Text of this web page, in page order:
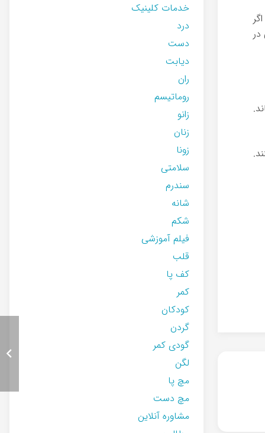
در
خدمات کلینیک
درد
دست
دیابت
ران
روماتیسم
زانو
زنان
زونا
سلامتی
سندرم
شانه
شکم
فیلم آموزشی
قلب
کف پا
کمر
کودکان
گردن
گودی کمر
لگن
مچ پا
مچ دست
مشاوره آنلاین